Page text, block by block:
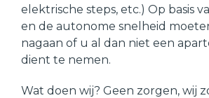
elektrische steps, etc.) Op basis
en de autonome snelheid
nagaan of u al dan niet een
dient te nemen.
Wat doen wij? Geen zorgen, wij